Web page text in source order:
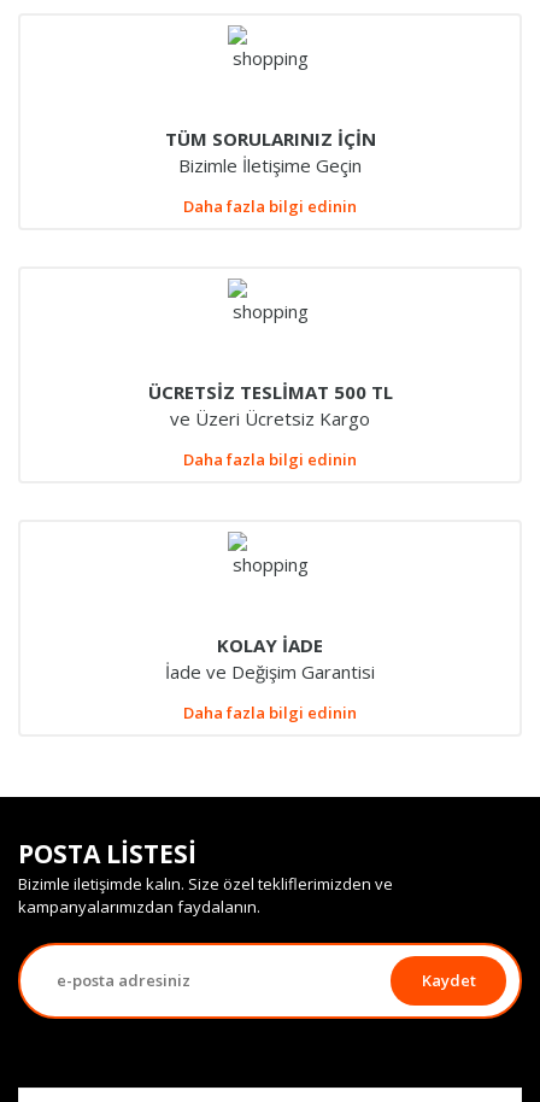
TÜM SORULARINIZ İÇİN
Bizimle İletişime Geçin
Daha fazla bilgi edinin
ÜCRETSİZ TESLİMAT 500 TL
ve Üzeri Ücretsiz Kargo
Daha fazla bilgi edinin
KOLAY İADE
İade ve Değişim Garantisi
Daha fazla bilgi edinin
POSTA LİSTESİ
Bizimle iletişimde kalın. Size özel tekliflerimizden ve
kampanyalarımızdan faydalanın.
Kaydet